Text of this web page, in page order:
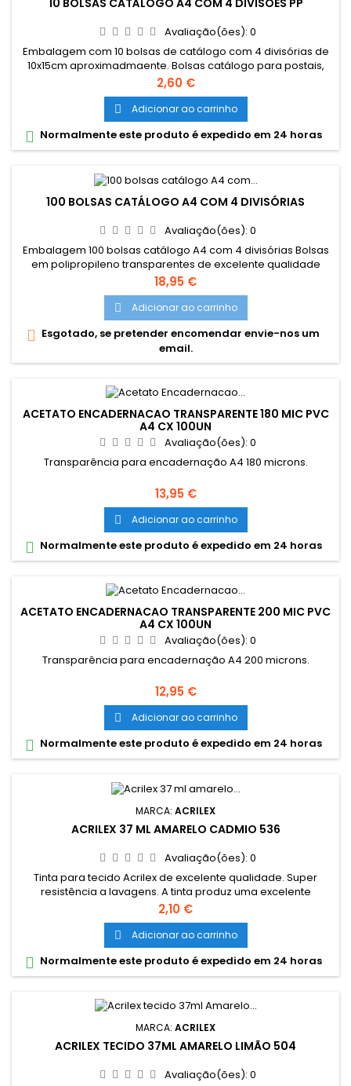
10 BOLSAS CATÁLOGO A4 COM 4 DIVISÕES PP
Avaliação(ões): 0
Embalagem com 10 bolsas de catálogo com 4 divisórias de
10x15cm aproximadmaente. Bolsas catálogo para postais,
fotografias. Micas divididas em 4, cada divisão: 10cm
(largura) x 15cm (altura) ,abertura lateral.
Preço
2,60 €
 Adicionar ao carrinho
 Normalmente este produto é expedido em 24 horas
100 BOLSAS CATÁLOGO A4 COM 4 DIVISÓRIAS
Avaliação(ões): 0
Embalagem 100 bolsas catálogo A4 com 4 divisórias Bolsas
em polipropileno transparentes de excelente qualidade
ideais para proteger documentos e fotografias Bolsa de
catálogo para postais. Furação de 11 furos, furação
adaptada para práticamente todo o tipo de pastas de
arquivo.
Preço
18,95 €
 Adicionar ao carrinho
 Esgotado, se pretender encomendar envie-nos um
email.
ACETATO ENCADERNACAO TRANSPARENTE 180 MIC PVC
A4 CX 100UN
Avaliação(ões): 0
Transparência para encadernação A4 180 microns.
Preço
13,95 €
 Adicionar ao carrinho
 Normalmente este produto é expedido em 24 horas
ACETATO ENCADERNACAO TRANSPARENTE 200 MIC PVC
A4 CX 100UN
Avaliação(ões): 0
Transparência para encadernação A4 200 microns.
Preço
12,95 €
 Adicionar ao carrinho
 Normalmente este produto é expedido em 24 horas
MARCA: ACRILEX
ACRILEX 37 ML AMARELO CADMIO 536
Avaliação(ões): 0
Tinta para tecido Acrilex de excelente qualidade. Super
resistência a lavagens. A tinta produz uma excelente
cobertura e sua fixção é a frio. Grande variedade de cores e
são miscíveis entre si. Cores miscíveis entre sí. Pode ser
aplicada com pincel, esponja ou carimbo, em tecidos de
algodão sem goma (não sintéticos). Lavar o tecido antes da
pintura, para...
Preço
2,10 €
 Adicionar ao carrinho
 Normalmente este produto é expedido em 24 horas
MARCA: ACRILEX
ACRILEX TECIDO 37ML AMARELO LIMÃO 504
Avaliação(ões): 0